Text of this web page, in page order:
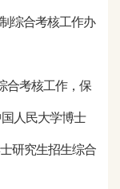
综合考核工作办
合考核工作，保
人民大学博士
研究生招生综合